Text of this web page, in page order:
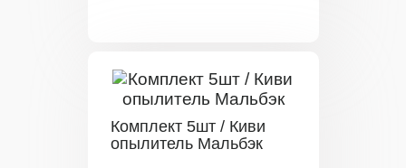
Комплект 5шт / Киви
опылитель Мальбэк